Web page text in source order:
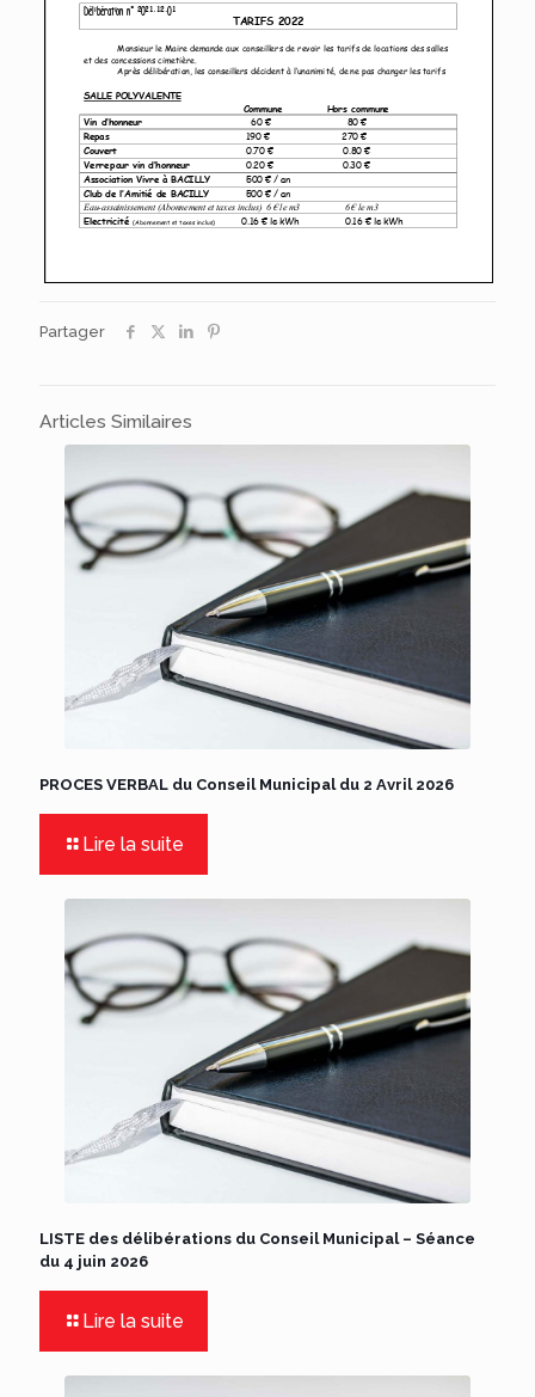
Partager
Articles Similaires
PROCES VERBAL du Conseil Municipal du 2 Avril 2026
Lire la suite
LISTE des délibérations du Conseil Municipal – Séance
du 4 juin 2026
Lire la suite